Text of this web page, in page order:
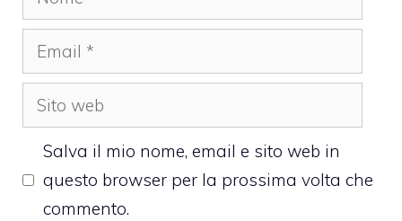
Email
Sito
web
Salva il mio nome, email e sito web in
questo browser per la prossima volta che
commento.